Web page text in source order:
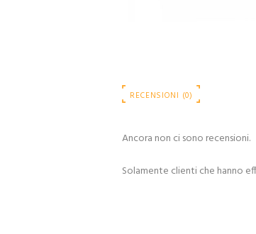
RECENSIONI (0)
Ancora non ci sono recensioni.
Solamente clienti che hanno